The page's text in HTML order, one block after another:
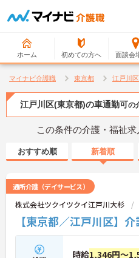
ホーム 初めての方へ 面談会
マイナビ介護職 東京都 江戸川区
江戸川区(東京都)の車通勤可の
この条件の介護・福祉求
おすすめ順 新着順
通所介護（デイサービス）
株式会社ツクイツクイ江戸川大杉
【東京都／江戸川区】
時給1,346円～